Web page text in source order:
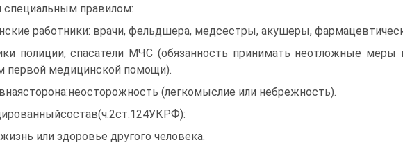
специальным правилом:
работники: врачи, фельдшера, медсестры, акушеры,
полиции, спасатели МЧС (обязанность принимать неотложные
первой медицинской помощи).
(легкомыслие или небрежность).
или здоровье другого человека.